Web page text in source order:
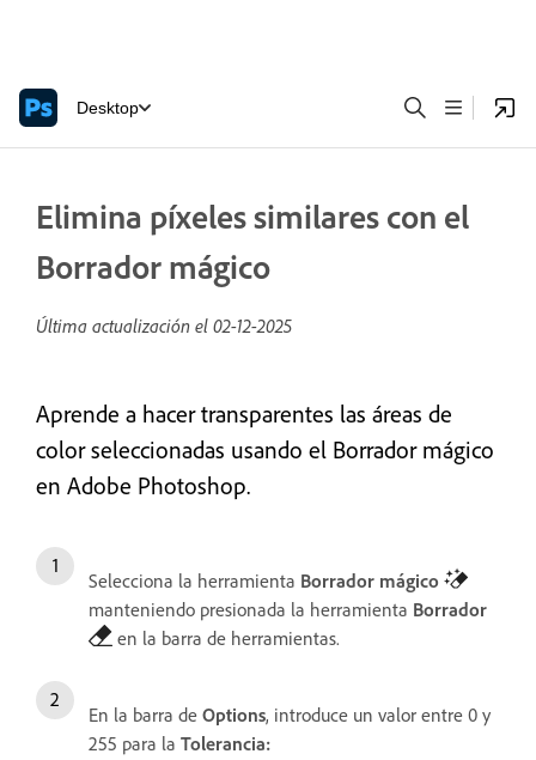
Desktop
Elimina píxeles similares con el
Borrador mágico
Última actualización el 02-12-2025
Aprende a hacer transparentes las áreas de
color seleccionadas usando el Borrador mágico
en Adobe Photoshop.
Selecciona la herramienta Borrador mágico
manteniendo presionada la herramienta Borrador
en la barra de herramientas.
En la barra de Options, introduce un valor entre 0 y
255 para la Tolerancia: